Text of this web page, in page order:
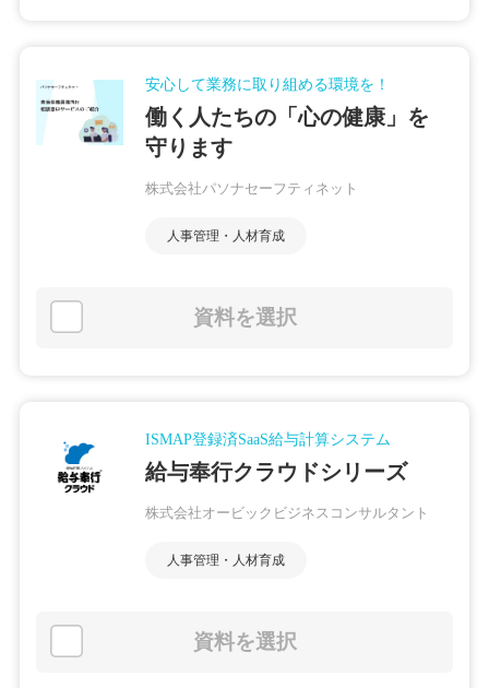
安心して業務に取り組める環境を！
働く人たちの「心の健康」を
守ります
株式会社パソナセーフティネット
人事管理・人材育成
資料を選択
ISMAP登録済SaaS給与計算システム
給与奉行クラウドシリーズ
株式会社オービックビジネスコンサルタント
人事管理・人材育成
資料を選択